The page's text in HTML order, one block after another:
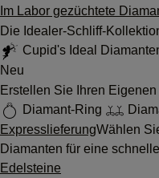
Im Labor gezüchtete
Die Idealer-Schliff-
Cupid's Ideal
Neu
Erstellen Sie Ihren
Diamant-Ring
ExpresslieferungWählen
Diamanten für eine
Edelsteine